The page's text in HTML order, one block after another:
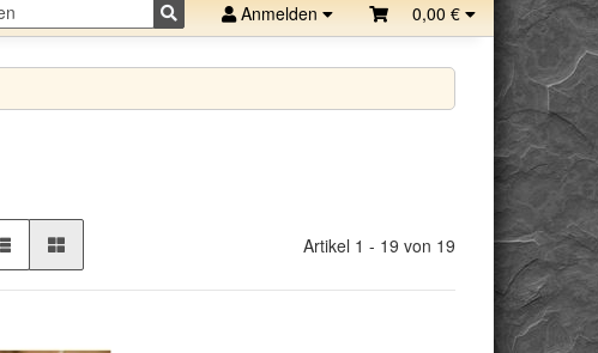
Anmelden 0,00 €
Artikel 1 - 19 von 19